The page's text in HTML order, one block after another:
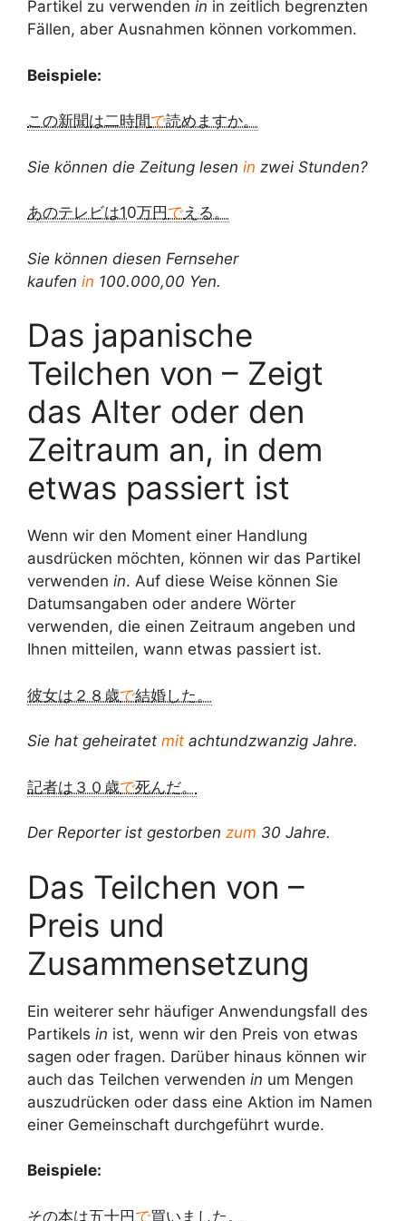
Partikel zu verwenden in in zeitlich begrenzten
Fällen, aber Ausnahmen können vorkommen.
Beispiele:
この新聞は二時間で読めますか。
Sie können die Zeitung lesen in zwei Stunden?
あのテレビは10万円 でえる。
Sie können diesen Fernseher
kaufen in 100.000,00 Yen.
Das japanische
Teilchen von – Zeigt
das Alter oder den
Zeitraum an, in dem
etwas passiert ist
Wenn wir den Moment einer Handlung
ausdrücken möchten, können wir das Partikel
verwenden in. Auf diese Weise können Sie
Datumsangaben oder andere Wörter
verwenden, die einen Zeitraum angeben und
Ihnen mitteilen, wann etwas passiert ist.
彼女は２８歳で結婚した。
Sie hat geheiratet mit achtundzwanzig Jahre.
記者は３０歳で死んだ。
Der Reporter ist gestorben zum 30 Jahre.
Das Teilchen von –
Preis und
Zusammensetzung
Ein weiterer sehr häufiger Anwendungsfall des
Partikels in ist, wenn wir den Preis von etwas
sagen oder fragen. Darüber hinaus können wir
auch das Teilchen verwenden in um Mengen
auszudrücken oder dass eine Aktion im Namen
einer Gemeinschaft durchgeführt wurde.
Beispiele:
その本は五十円で買いました。